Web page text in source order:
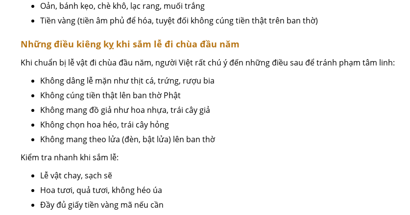
Oản, bánh kẹo, chè khô, lạc rang, muối trắng
Tiền vàng (tiền âm phủ để hóa, tuyệt đối không cúng tiền thật trên ban thờ)
Những điều kiêng kỵ khi sắm lễ đi chùa đầu năm
Khi chuẩn bị lễ vật đi chùa đầu năm, người Việt rất chú ý đến những điều sau để tránh phạm tâm linh:
Không dâng lễ mặn như thịt cá, trứng, rượu bia
Không cúng tiền thật lên ban thờ Phật
Không mang đồ giả như hoa nhựa, trái cây giả
Không chọn hoa héo, trái cây hỏng
Không mang theo lửa (đèn, bật lửa) lên ban thờ
Kiểm tra nhanh khi sắm lễ:
Lễ vật chay, sạch sẽ
Hoa tươi, quả tươi, không héo úa
Đầy đủ giấy tiền vàng mã nếu cần